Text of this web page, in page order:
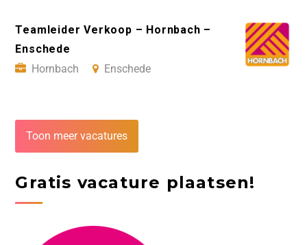
Teamleider Verkoop – Hornbach –
Enschede
Hornbach
Enschede
Toon meer vacatures
Gratis vacature plaatsen!